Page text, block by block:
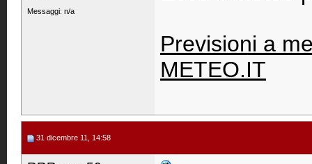
Messaggi: n/a
Previsioni a
METEO.IT
31 dicembre 11, 14:58